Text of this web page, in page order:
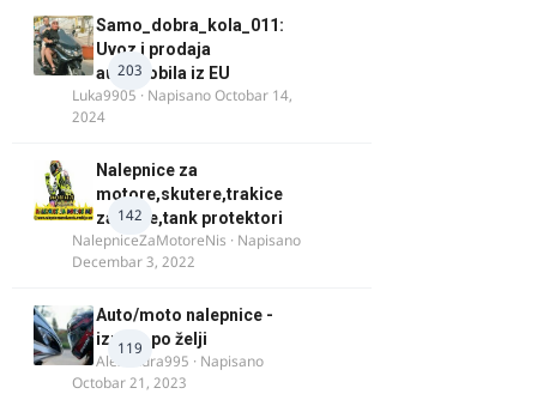
203
Samo_dobra_kola_011:
Uvoz i prodaja
automobila iz EU
Luka9905 · NapisanoOctobar 14,
2024
142
Nalepnice za
motore,skutere,trakice
za felne,tank protektori
NalepniceZaMotoreNis · Napisano
Decembar 3, 2022
119
Auto/moto nalepnice -
izrada po želji
Alexandra995 · Napisano
Octobar 21, 2023